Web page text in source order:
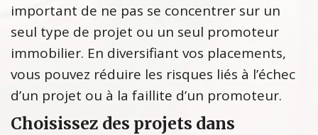
important de ne pas se concentrer sur un
seul type de projet ou un seul promoteur
immobilier. En diversifiant vos placements,
vous pouvez réduire les risques liés à l’échec
d’un projet ou à la faillite d’un promoteur.
Choisissez des projets dans